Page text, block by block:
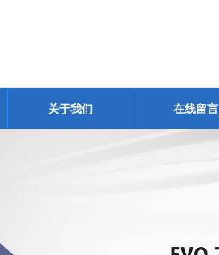
关于我们 在线留言